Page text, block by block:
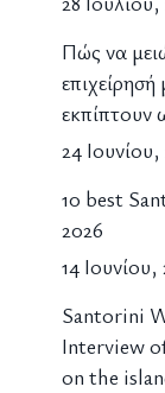
Πώς να
εκπίπτουν
24
10 best
2026
14 Ιουνίου,
Santorini
Interview
on the